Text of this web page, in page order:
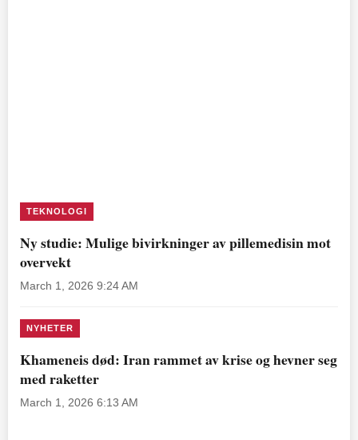
TEKNOLOGI
Ny studie: Mulige bivirkninger av pillemedisin mot
overvekt
March 1, 2026 9:24 AM
NYHETER
Khameneis død: Iran rammet av krise og hevner seg
med raketter
March 1, 2026 6:13 AM